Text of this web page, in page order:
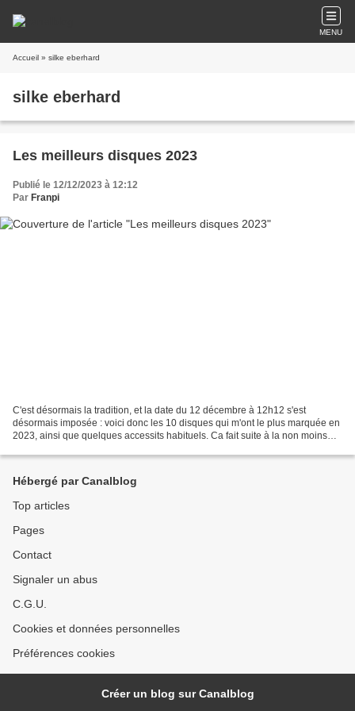
MENU
Accueil » silke eberhard
silke eberhard
Les meilleurs disques 2023
Publié le 12/12/2023 à 12:12
Par Franpi
C'est désormais la tradition, et la date du 12 décembre à 12h12 s'est
désormais imposée : voici donc les 10 disques qui m'ont le plus marquée en
2023, ainsi que quelques accessits habituels. Ca fait suite à la non moins
Hébergé par Canalblog
Top articles
Pages
Contact
Signaler un abus
C.G.U.
Cookies et données personnelles
Préférences cookies
Créer un blog sur Canalblog